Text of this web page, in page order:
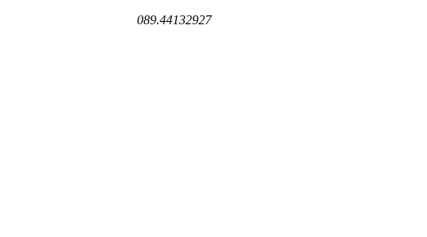
089.44132927